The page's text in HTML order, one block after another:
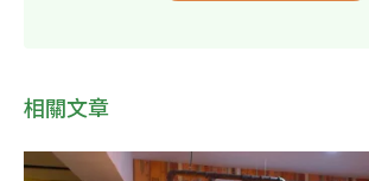
相關文章